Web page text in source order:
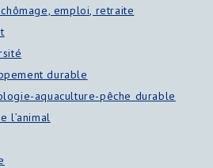
emploi, retraite
durable
aquaculture-pêche durable
l’animal